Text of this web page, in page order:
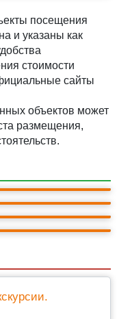
посещения
и указаны как
стоимости
сайты
объектов может
размещения,
6ч.
(Три дворца)